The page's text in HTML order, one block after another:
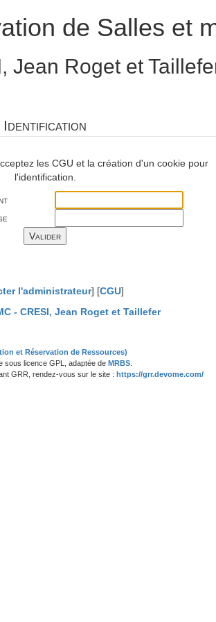
de Salles et
Jean Roget et
Identification
les CGU et la création d'un cookie pour
l'identification.
l'administrateur] [CGU]
- CRESI, Jean Roget et Taillefer
et Réservation de Ressources)
sous licence GPL, adaptée de MRBS.
GRR, rendez-vous sur le site : https://grr.devome.com/